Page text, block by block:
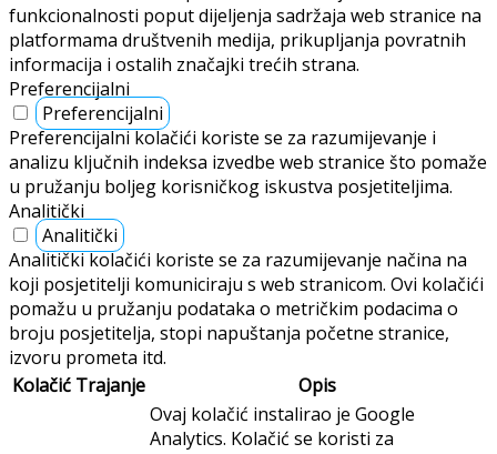
funkcionalnosti poput dijeljenja sadržaja web stranice na
platformama društvenih medija, prikupljanja povratnih
informacija i ostalih značajki trećih strana.
Preferencijalni
Preferencijalni
Preferencijalni kolačići koriste se za razumijevanje i
analizu ključnih indeksa izvedbe web stranice što pomaže
u pružanju boljeg korisničkog iskustva posjetiteljima.
Analitički
Analitički
Analitički kolačići koriste se za razumijevanje načina na
koji posjetitelji komuniciraju s web stranicom. Ovi kolačići
pomažu u pružanju podataka o metričkim podacima o
broju posjetitelja, stopi napuštanja početne stranice,
izvoru prometa itd.
Kolačić Trajanje Opis
Ovaj kolačić instalirao je Google
Analytics. Kolačić se koristi za